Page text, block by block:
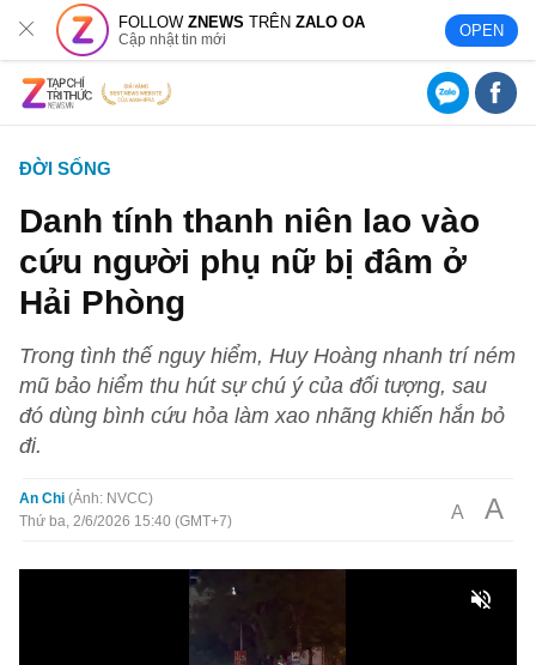
FOLLOWZNEWS TRÊNZALO OA
Cập nhật tin mới OPEN
ĐỜI SỐNG
Danh tính thanh niên lao vào
cứu người phụ nữ bị đâm ở
Hải Phòng
Trong tình thế nguy hiểm, Huy Hoàng nhanh trí ném
mũ bảo hiểm thu hút sự chú ý của đối tượng, sau
đó dùng bình cứu hỏa làm xao nhãng khiến hắn bỏ
đi.
An Chi Ảnh: NVCC
Thứ ba, 2/6/2026 15:40 (GMT+7)
A A